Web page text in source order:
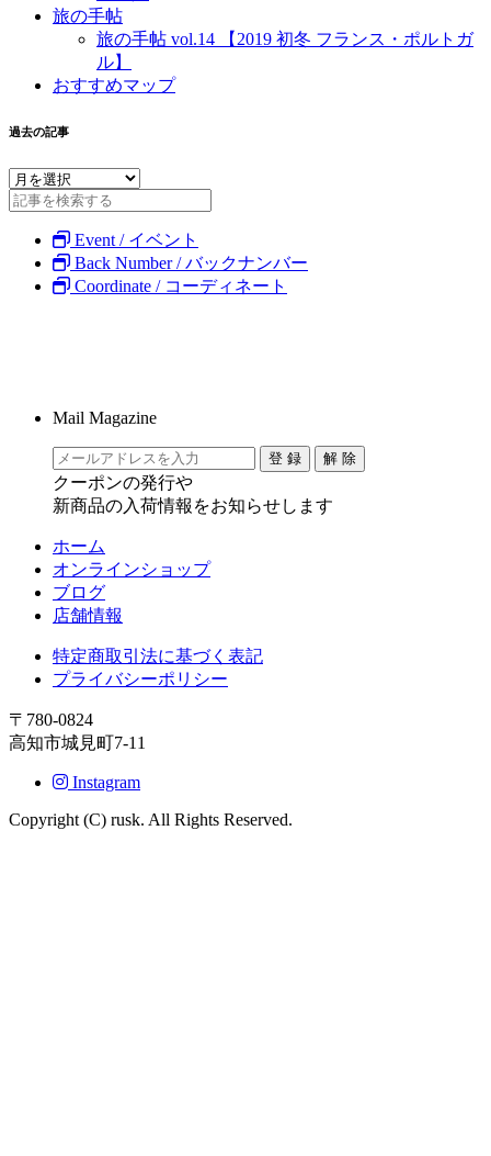
旅の手帖
旅の手帖 vol.14 【2019 初冬 フランス・ポルトガ
ル】
おすすめマップ
過去の記事
Event / イベント
Back Number / バックナンバー
Coordinate / コーディネート
Mail Magazine
クーポンの発行や
新商品の入荷情報をお知らせします
ホーム
オンラインショップ
ブログ
店舗情報
特定商取引法に基づく表記
プライバシーポリシー
〒780-0824
高知市城見町7-11
Instagram
Copyright (C) rusk. All Rights Reserved.